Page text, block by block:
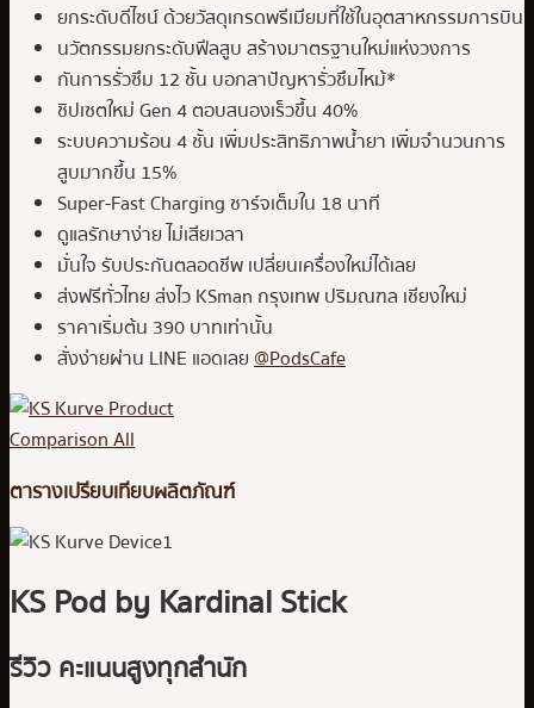
ยกระดับดีไซน์ ด้วยวัสดุเกรดพรีเมียมที่ใช้ในอุตสาหกรรมการบิน
นวัตกรรมยกระดับฟีลสูบ สร้างมาตรฐานใหม่แห่งวงการ
กันการรั่วซึม 12 ชั้น บอกลาปัญหารั่วซึมไหม้*
ชิปเซตใหม่ Gen 4 ตอบสนองเร็วขึ้น 40%
ระบบความร้อน 4 ชั้น เพิ่มประสิทธิภาพน้ำยา เพิ่มจำนวนการ
สูบมากขึ้น 15%
Super-Fast Charging ชาร์จเต็มใน 18 นาที
ดูแลรักษาง่าย ไม่เสียเวลา
มั่นใจ รับประกันตลอดชีพ เปลี่ยนเครื่องใหม่ได้เลย
ส่งฟรีทั่วไทย ส่งไว KSman กรุงเทพ ปริมณฑล เชียงใหม่
ราคาเริ่มต้น 390 บาทเท่านั้น
สั่งง่ายผ่าน LINE แอดเลย@PodsCafe
ตารางเปรียบเทียบผลิตภัณฑ์
KS Pod by Kardinal Stick
รีวิว คะแนนสูงทุกสำนัก